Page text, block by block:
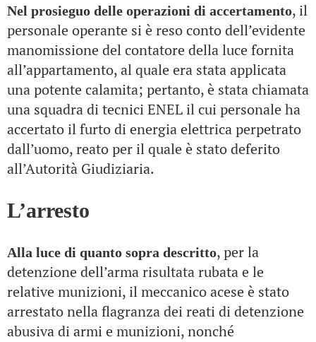
Nel prosieguo delle operazioni di accertamento, il
personale operante si è reso conto dell’evidente
manomissione del contatore della luce fornita
all’appartamento, al quale era stata applicata
una potente calamita; pertanto, è stata chiamata
una squadra di tecnici ENEL il cui personale ha
accertato il furto di energia elettrica perpetrato
dall’uomo, reato per il quale è stato deferito
all’Autorità Giudiziaria.
L’arresto
Alla luce di quanto sopra descritto, per la
detenzione dell’arma risultata rubata e le
relative munizioni, il meccanico acese è stato
arrestato nella flagranza dei reati di detenzione
abusiva di armi e munizioni, nonché